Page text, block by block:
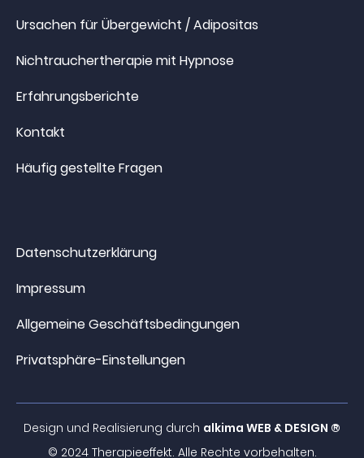
Ursachen für Übergewicht / Adipositas
Nichtrauchertherapie mit Hypnose
Erfahrungsberichte
Kontakt
Häufig gestellte Fragen
Datenschutzerklärung
Impressum
Allgemeine Geschäftsbedingungen
Privatsphäre-Einstellungen
Design und Realisierung durch alkima WEB & DESIGN ®
© 2024 Therapieeffekt. Alle Rechte vorbehalten.